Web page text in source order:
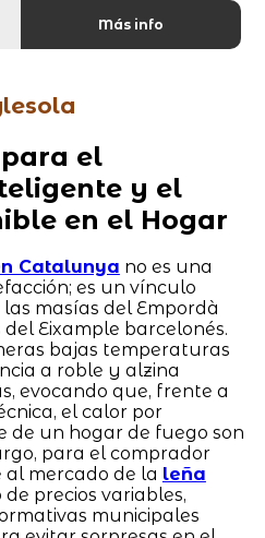
Más info
el
y el
en el Hogar
Catalunya no es una
es un vínculo
masías del Empordà
Eixample barcelonés.
bajas temperaturas
a roble y alzina
evocando que, frente a
el calor por
de un hogar de fuego son
para el comprador
mercado de la leña
precios variables,
municipales